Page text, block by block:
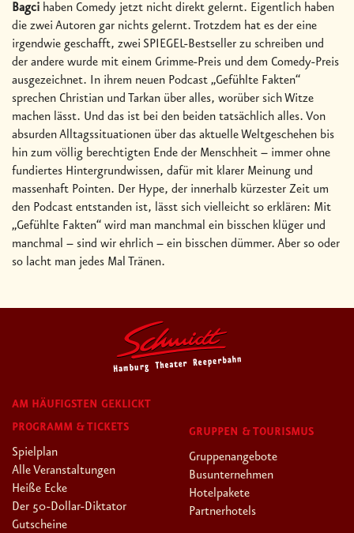
Bagci haben Comedy jetzt nicht direkt gelernt. Eigentlich haben
die zwei Autoren gar nichts gelernt. Trotzdem hat es der eine
irgendwie geschafft, zwei SPIEGEL-Bestseller zu schreiben und
der andere wurde mit einem Grimme-Preis und dem Comedy-Preis
ausgezeichnet. In ihrem neuen Podcast „Gefühlte Fakten“
sprechen Christian und Tarkan über alles, worüber sich Witze
machen lässt. Und das ist bei den beiden tatsächlich alles. Von
absurden Alltagssituationen über das aktuelle Weltgeschehen bis
hin zum völlig berechtigten Ende der Menschheit – immer ohne
fundiertes Hintergrundwissen, dafür mit klarer Meinung und
massenhaft Pointen. Der Hype, der innerhalb kürzester Zeit um
den Podcast entstanden ist, lässt sich vielleicht so erklären: Mit
„Gefühlte Fakten“ wird man manchmal ein bisschen klüger und
manchmal – sind wir ehrlich – ein bisschen dümmer. Aber so oder
so lacht man jedes Mal Tränen.
AM HÄUFIGSTEN GEKLICKT
PROGRAMM & TICKETS
Spielplan
Alle Veranstaltungen
Heiße Ecke
Der 50-Dollar-Diktator
Gutscheine
GRUPPEN & TOURISMUS
Gruppenangebote
Busunternehmen
Hotelpakete
Partnerhotels